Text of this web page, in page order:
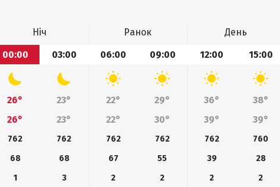
Ніч Ранок День
00:00
03:00 06:00 09:00 12:00 15:00
26° 23° 22° 29° 36° 38°
26°
23° 22° 30° 39° 39°
762 762 762 762 762 760
68
68 67 55 39 28
1
3 2 2 2 2